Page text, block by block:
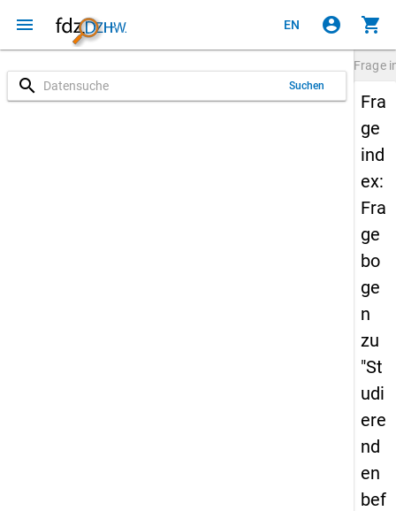
menu EN account_circle shopping_cart
search Suchen
Frage
Fra
ge
ind
ex:
Fra
ge
bo
ge
n
zu
"St
udi
ere
nd
en
bef